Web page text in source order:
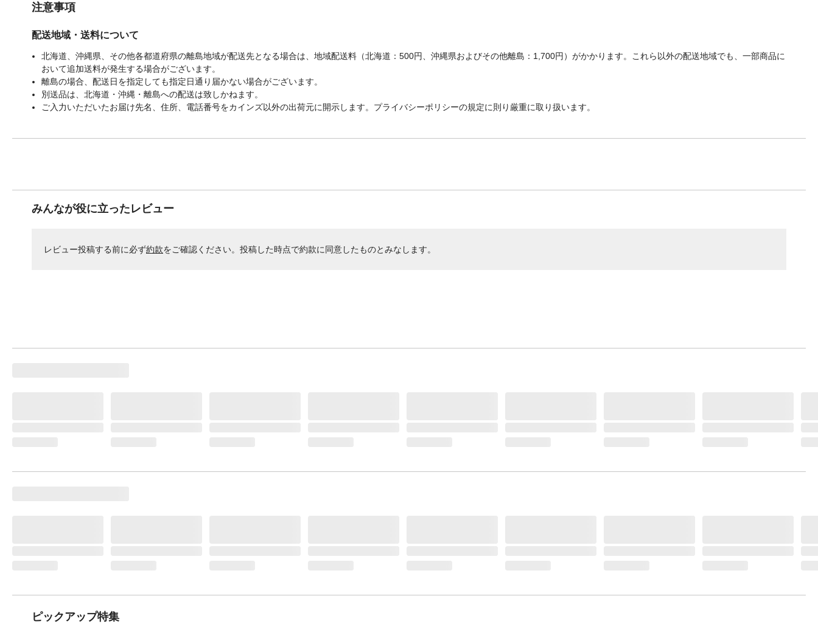
注意事項
配送地域・送料について
北海道、沖縄県、その他各都道府県の離島地域が配送先となる場合は、地域配送料（北海道：500円、沖縄県およびその他離島：1,700円）がかかります。これら以外の配送地域でも、一部商品に
おいて追加送料が発生する場合がございます。
離島の場合、配送日を指定しても指定日通り届かない場合がございます。
別送品は、北海道・沖縄・離島への配送は致しかねます。
ご入力いただいたお届け先名、住所、電話番号をカインズ以外の出荷元に開示します。プライバシーポリシーの規定に則り厳重に取り扱います。
みんなが役に立ったレビュー
レビュー投稿する前に必ず約款をご確認ください。投稿した時点で約款に同意したものとみなします。
ピックアップ特集